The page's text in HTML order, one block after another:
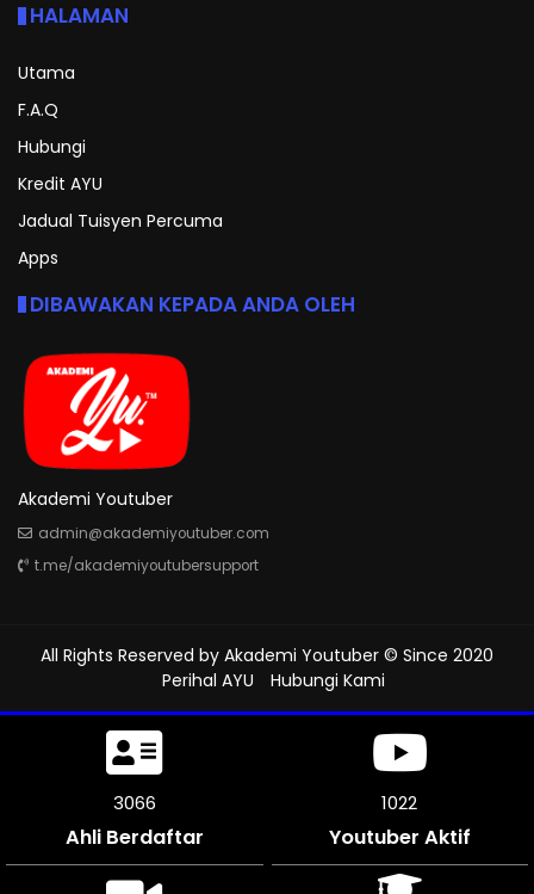
HALAMAN
Utama
F.A.Q
Hubungi
Kredit AYU
Jadual Tuisyen Percuma
Apps
DIBAWAKAN KEPADA ANDA OLEH
Akademi Youtuber
admin@akademiyoutuber.com
t.me/akademiyoutubersupport
All Rights Reserved by Akademi Youtuber © Since 2020
Perihal AYU
Hubungi Kami
3555
Ahli Berdaftar
1185
Youtuber Aktif